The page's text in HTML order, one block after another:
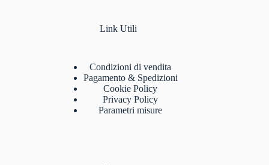
Link Utili
Condizioni di vendita
Pagamento & Spedizioni
Cookie Policy
Privacy Policy
Parametri misure